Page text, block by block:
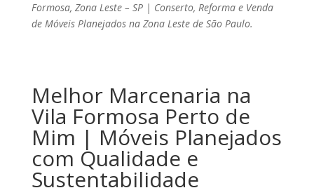
Formosa, Zona Leste – SP | Conserto, Reforma e Venda
de Móveis Planejados na Zona Leste de São Paulo.
Melhor Marcenaria na
Vila Formosa Perto de
Mim | Móveis Planejados
com Qualidade e
Sustentabilidade